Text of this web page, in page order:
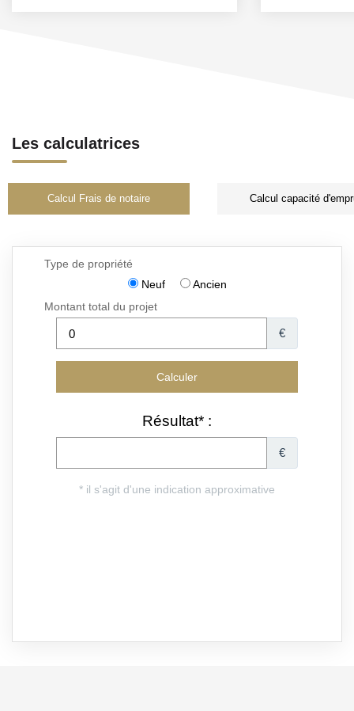
Les calculatrices
Calcul Frais de notaire Calcul capacité